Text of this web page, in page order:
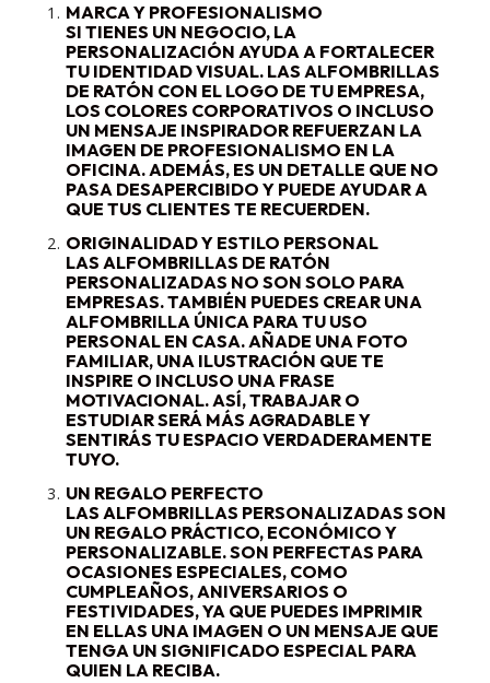
MARCA Y PROFESIONALISMO
SI TIENES UN NEGOCIO, LA
PERSONALIZACIÓN AYUDA A FORTALECER
TU IDENTIDAD VISUAL. LAS ALFOMBRILLAS
DE RATÓN CON EL LOGO DE TU EMPRESA,
LOS COLORES CORPORATIVOS O INCLUSO
UN MENSAJE INSPIRADOR REFUERZAN LA
IMAGEN DE PROFESIONALISMO EN LA
OFICINA. ADEMÁS, ES UN DETALLE QUE NO
PASA DESAPERCIBIDO Y PUEDE AYUDAR A
QUE TUS CLIENTES TE RECUERDEN.
ORIGINALIDAD Y ESTILO PERSONAL
LAS ALFOMBRILLAS DE RATÓN
PERSONALIZADAS NO SON SOLO PARA
EMPRESAS. TAMBIÉN PUEDES CREAR UNA
ALFOMBRILLA ÚNICA PARA TU USO
PERSONAL EN CASA. AÑADE UNA FOTO
FAMILIAR, UNA ILUSTRACIÓN QUE TE
INSPIRE O INCLUSO UNA FRASE
MOTIVACIONAL. ASÍ, TRABAJAR O
ESTUDIAR SERÁ MÁS AGRADABLE Y
SENTIRÁS TU ESPACIO VERDADERAMENTE
TUYO.
UN REGALO PERFECTO
LAS ALFOMBRILLAS PERSONALIZADAS SON
UN REGALO PRÁCTICO, ECONÓMICO Y
PERSONALIZABLE. SON PERFECTAS PARA
OCASIONES ESPECIALES, COMO
CUMPLEAÑOS, ANIVERSARIOS O
FESTIVIDADES, YA QUE PUEDES IMPRIMIR
EN ELLAS UNA IMAGEN O UN MENSAJE QUE
TENGA UN SIGNIFICADO ESPECIAL PARA
QUIEN LA RECIBA.